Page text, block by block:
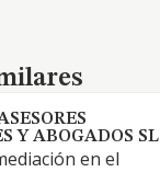
Y ABOGADOS SL
en el